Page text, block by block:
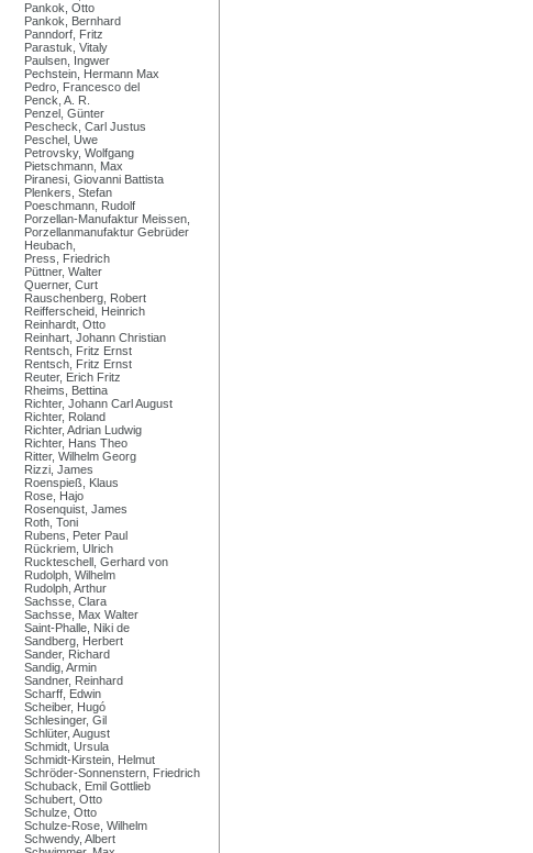
Pankok, Otto
Pankok, Bernhard
Panndorf, Fritz
Parastuk, Vitaly
Paulsen, Ingwer
Pechstein, Hermann Max
Pedro, Francesco del
Penck, A. R.
Penzel, Günter
Pescheck, Carl Justus
Peschel, Uwe
Petrovsky, Wolfgang
Pietschmann, Max
Piranesi, Giovanni Battista
Plenkers, Stefan
Poeschmann, Rudolf
Porzellan-Manufaktur Meissen,
Porzellanmanufaktur Gebrüder
Heubach,
Press, Friedrich
Püttner, Walter
Querner, Curt
Rauschenberg, Robert
Reifferscheid, Heinrich
Reinhardt, Otto
Reinhart, Johann Christian
Rentsch, Fritz Ernst
Rentsch, Fritz Ernst
Reuter, Erich Fritz
Rheims, Bettina
Richter, Johann Carl August
Richter, Roland
Richter, Adrian Ludwig
Richter, Hans Theo
Ritter, Wilhelm Georg
Rizzi, James
Roenspieß, Klaus
Rose, Hajo
Rosenquist, James
Roth, Toni
Rubens, Peter Paul
Rückriem, Ulrich
Ruckteschell, Gerhard von
Rudolph, Wilhelm
Rudolph, Arthur
Sachsse, Clara
Sachsse, Max Walter
Saint-Phalle, Niki de
Sandberg, Herbert
Sander, Richard
Sandig, Armin
Sandner, Reinhard
Scharff, Edwin
Scheiber, Hugó
Schlesinger, Gil
Schlüter, August
Schmidt, Ursula
Schmidt-Kirstein, Helmut
Schröder-Sonnenstern, Friedrich
Schuback, Emil Gottlieb
Schubert, Otto
Schulze, Otto
Schulze-Rose, Wilhelm
Schwendy, Albert